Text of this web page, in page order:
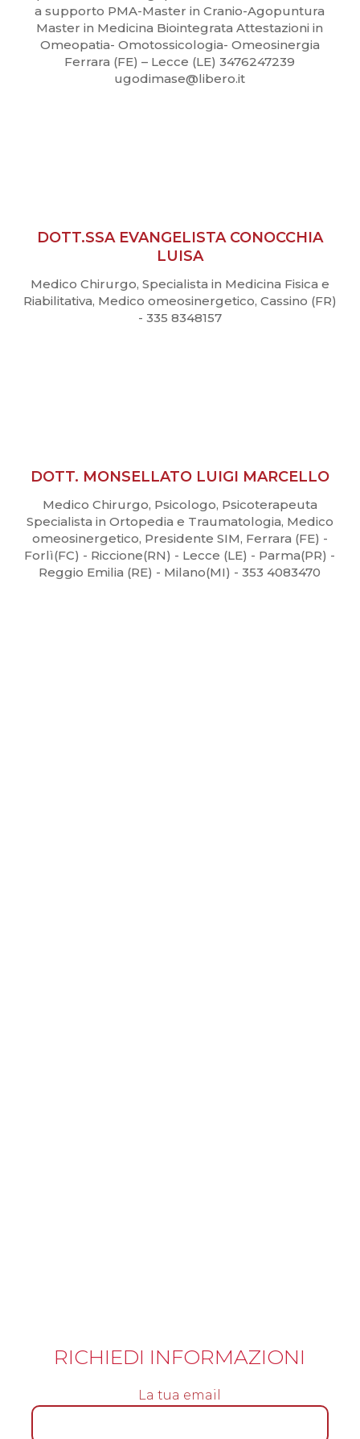
a supporto PMA-Master in Cranio-Agopuntura
Master in Medicina Biointegrata Attestazioni in
Omeopatia- Omotossicologia- Omeosinergia
Ferrara (FE) – Lecce (LE) 3476247239
ugodimase@libero.it
DOTT.SSA EVANGELISTA CONOCCHIA
LUISA
Medico Chirurgo, Specialista in Medicina Fisica e
Riabilitativa, Medico omeosinergetico, Cassino (FR)
- 335 8348157
DOTT. MONSELLATO LUIGI MARCELLO
Medico Chirurgo, Psicologo, Psicoterapeuta
Specialista in Ortopedia e Traumatologia, Medico
omeosinergetico, Presidente SIM, Ferrara (FE) -
Forlì(FC) - Riccione(RN) - Lecce (LE) - Parma(PR) -
Reggio Emilia (RE) - Milano(MI) - 353 4083470
RICHIEDI INFORMAZIONI
La tua email